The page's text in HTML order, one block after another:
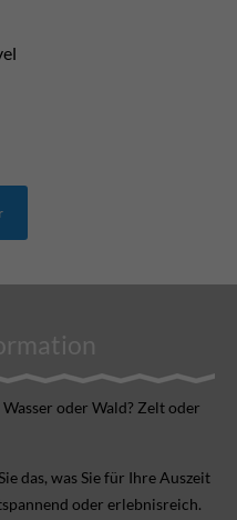
oder Wald? Zelt oder
das, was Sie für Ihre Aus­zeit
oder erlebnis­reich.